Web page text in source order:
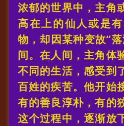
浓郁的世界中，主角
高在上的仙人或是
物，却因某种变故“
间。在人间，主角体
不同的生活，感受到
百姓的疾苦。他开始
有的善良淳朴，有的
这个过程中，逐渐放